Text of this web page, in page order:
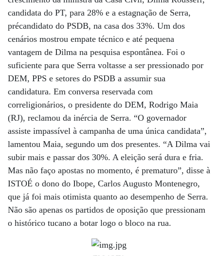
candidata do PT, para 28% e a estagnação de Serra,
précandidato do PSDB, na casa dos 33%. Um dos
cenários mostrou empate técnico e até pequena
vantagem de Dilma na pesquisa espontânea. Foi o
suficiente para que Serra voltasse a ser pressionado por
DEM, PPS e setores do PSDB a assumir sua
candidatura. Em conversa reservada com
correligionários, o presidente do DEM, Rodrigo Maia
(RJ), reclamou da inércia de Serra. “O governador
assiste impassível à campanha de uma única candidata”,
lamentou Maia, segundo um dos presentes. “A Dilma vai
subir mais e passar dos 30%. A eleição será dura e fria.
Mas não faço apostas no momento, é prematuro”, disse à
ISTOÉ o dono do Ibope, Carlos Augusto Montenegro,
que já foi mais otimista quanto ao desempenho de Serra.
Não são apenas os partidos de oposição que pressionam
o histórico tucano a botar logo o bloco na rua.